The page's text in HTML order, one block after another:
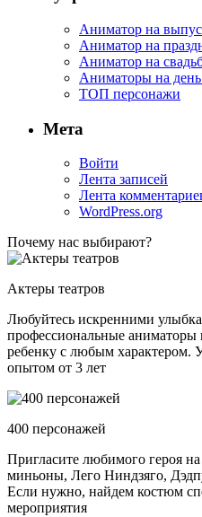
Аниматор на
Аниматор на
Аниматор на
Аниматоры на
ТОП персонажи
Мета
Войти
Лента записей
Лента
WordPress.org
Почему нас выбирают?
Актеры театров
Любуйтесь искренними
профессиональные аниматоры
ребенку с любым характером.
опытом от 3 лет
400 персонажей
Пригласите любимого героя
миньоны, Лего Ниндзяго,
Если нужно, найдем костюм
мероприятия